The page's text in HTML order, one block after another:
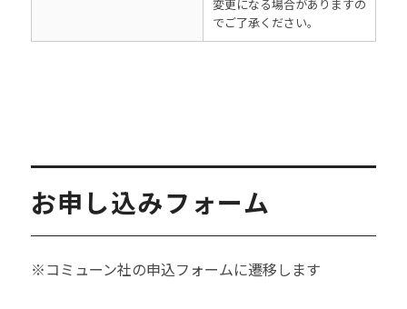
変更になる場合がありますの
でご了承ください。
お申し込みフォーム
※コミューン社の申込フォームに遷移します